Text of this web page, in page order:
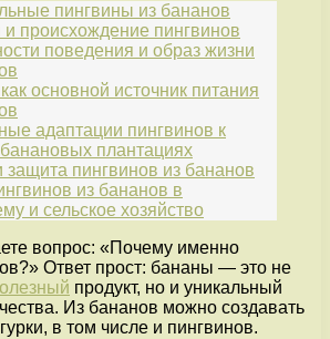
пингвины из бананов
и происхождение пингвинов
поведения и образ жизни
основной источник питания
адаптации пингвинов к
плантациях
защита пингвинов из бананов
из бананов в
и сельское хозяйство
вопрос: «Почему именно
Ответ прост: бананы — это не
продукт, но и уникальный
Из бананов можно создавать
в том числе и пингвинов.